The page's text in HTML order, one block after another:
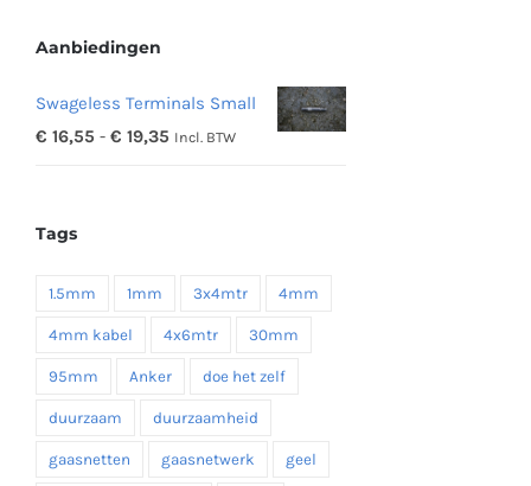
Aanbiedingen
Swageless Terminals Small
€ 16,55 - € 19,35 Prijsklasse:
Incl. BTW
Tags
1.5mm 1mm 3x4mtr 4mm
4mm kabel 4x6mtr 30mm
95mm Anker doe het zelf
duurzaam duurzaamheid
gaasnetten gaasnetwerk geel